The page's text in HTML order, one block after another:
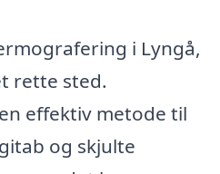
i Lyngå,
rette sted.
effektiv metode til
og skjulte